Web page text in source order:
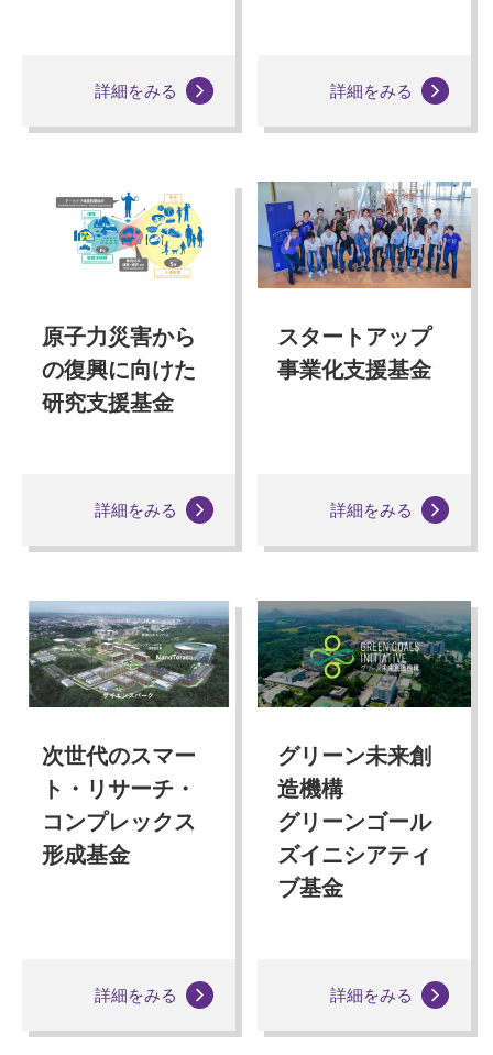
詳細をみる 詳細をみる
原子力災害から
の復興に向けた
研究支援基金
詳細をみる
スタートアップ
事業化支援基金
詳細をみる
次世代のスマー
ト・リサーチ・
コンプレックス
形成基金
詳細をみる
グリーン未来創
造機構
グリーンゴール
ズイニシアティ
ブ基金
詳細をみる